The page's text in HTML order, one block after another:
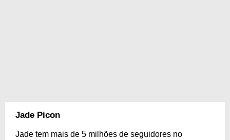
Jade Picon
Jade tem mais de 5 milhões de seguidores no